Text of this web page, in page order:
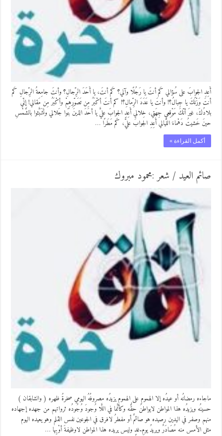
أَعِدِ الجوابَ على سُؤالي كَم أنتَ يا رَجُلًا وآلي؟ كَم أنتَ، يا أَحَدَ الرِّجالِ؟ وأنتَ جامِعةُ الرِّجالِ كَم
أنتَ وَزْنُكَ يا جِبالُ؟! وأنتَ يا عَدَدَ الرِّمالِ؟! كم أنتَ أكْبَرُ مِن تَصَوّرِهِمْ وأكْبَرُ مِن مَقالي! إنّي
بلادُكَ، غيرَ أنّكَ مَوْقِعي جِهَتي، خِلالي أَعِدِ الجوابَ عليَّ يا أحَدَ الذينَ بَنَوا جَلالي وتَشَبَّثوا بالشَّمْسِ
حينَ خَشيتُ دَهْماءَ اللّيالي أَعِدِ الجوابَ عليَّ، كَم مَطَرًا …
أكمل القراءة »
صائم العيد / شعر :محمود مبروك
ماجاءه رمضانُه أو عيدُه إلا الهموم على الهموم يزيدُه مصروفُهُ اليومي صخرةُ ظهره ( والشابقان )
حسينُه ويزيدُه هذا المواطن لايواطنُ حقُّه وكأنَّما في اللَّا وُجودَ وُجُودُه ثرواتهم من جهده إجهاده
منهم وصفر في اليدين رصيده هو صائمٌ أو مفطرُ لافرق في الجوعين نفس الڤلم وهو يعيده اليوم
مثل الأمس منه مُصَادَرٌ ويريدُ يومِ.غدٍ وليس يريده هذا المواطن لاوظيفةَ أوْبِها …